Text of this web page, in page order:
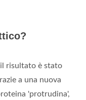
risultato è stato
a una nuova
'protrudina',